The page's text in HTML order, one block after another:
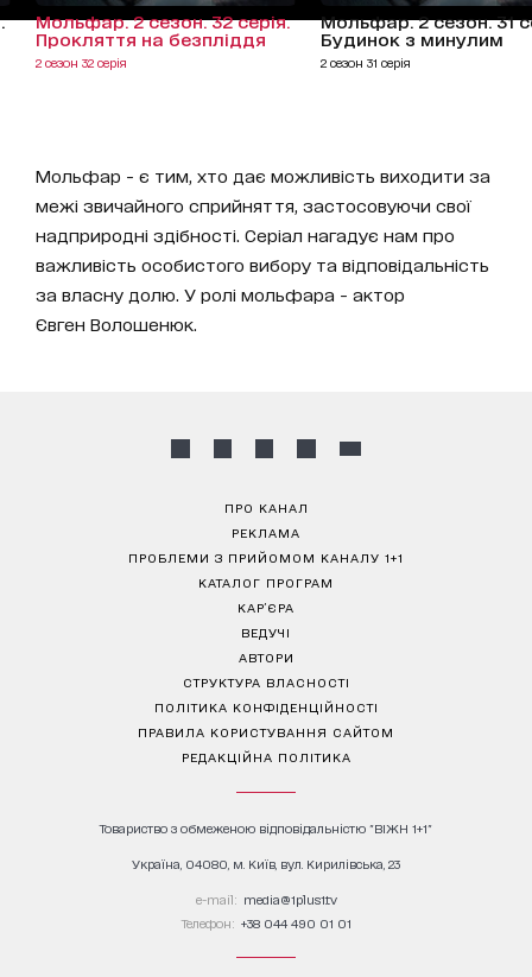
Мольфар. 2 сезон. 32 серія.
Прокляття на безпліддя
2 сезон 32 серія
Мольфар. 2 сезон. 31
Будинок з минулим
2 сезон 31 серія
Мольфар - є тим, хто дає можливість виходити за
межі звичайного сприйняття, застосовуючи свої
надприродні здібності. Серіал нагадує нам про
важливість особистого вибору та відповідальність
за власну долю. У ролі мольфара - актор
Євген Волошенюк.
ПРО КАНАЛ
РЕКЛАМА
ПРОБЛЕМИ З ПРИЙОМОМ КАНАЛУ 1+1
КАТАЛОГ ПРОГРАМ
КАР’ЄРА
ВЕДУЧІ
АВТОРИ
СТРУКТУРА ВЛАСНОСТІ
ПОЛІТИКА КОНФІДЕНЦІЙНОСТІ
ПРАВИЛА КОРИСТУВАННЯ САЙТОМ
РЕДАКЦІЙНА ПОЛІТИКА
Товариство з обмеженою відповідальністю "ВІЖН 1+1"
Україна, 04080, м. Київ, вул. Кирилівська, 23
е-mail: media@1plus1.tv
Телефон: +38 044 490 01 01